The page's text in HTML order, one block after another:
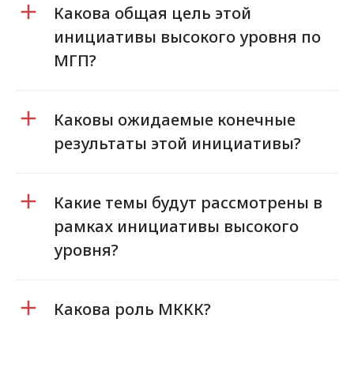
Какова общая цель этой
инициативы высокого уровня по
МГП?
Каковы ожидаемые конечные
результаты этой инициативы?
Какие темы будут рассмотрены в
рамках инициативы высокого
уровня?
Какова роль МККК?